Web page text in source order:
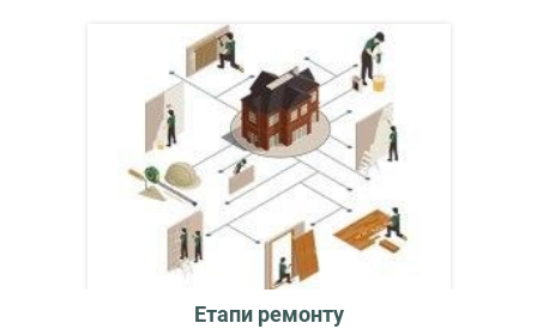
Етапи ремонту